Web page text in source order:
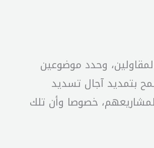
وحدد موضوعين
بتمديد آجال تسديد
لمشاريعهم، خصوصا وأن تلك